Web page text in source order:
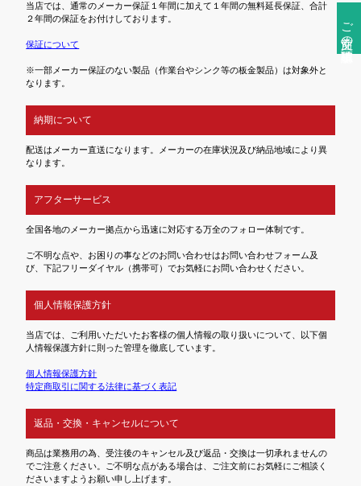
ご注文前の確認事項
当店では、通常のメーカー保証１年間に加えて１年間の無料延長保証、合計
２年間の保証をお付けしております。
保証について
※一部メーカー保証のない製品（作業台やシンク等の板金製品）は対象外と
なります。
納期について
配送はメーカー直送になります。メーカーの在庫状況及び納品地域により異
なります。
アフターサービス
全国各地のメーカー拠点から迅速に対応する万全のフォロー体制です。
ご不明な点や、お困りの事などのお問い合わせはお問い合わせフォーム及
び、下記フリーダイヤル（携帯可）でお気軽にお問い合わせください。
個人情報保護方針
当店では、ご利用いただいたお客様の個人情報の取り扱いについて、以下個
人情報保護方針に則った管理を徹底しています。
個人情報保護方針
特定商取引に関する法律に基づく表記
返品・交換・キャンセルについて
商品は業務用の為、受注後のキャンセル及び返品・交換は一切承れませんの
でご注意ください。ご不明な点がある場合は、ご注文前にお気軽にご相談く
ださいますようお願い申し上げます。